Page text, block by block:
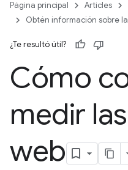
Página principal Articles
Obtén información sobre
¿Te resultó útil?
Cómo
medir
web